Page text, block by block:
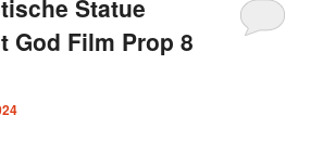
Statue
God Film Prop 8